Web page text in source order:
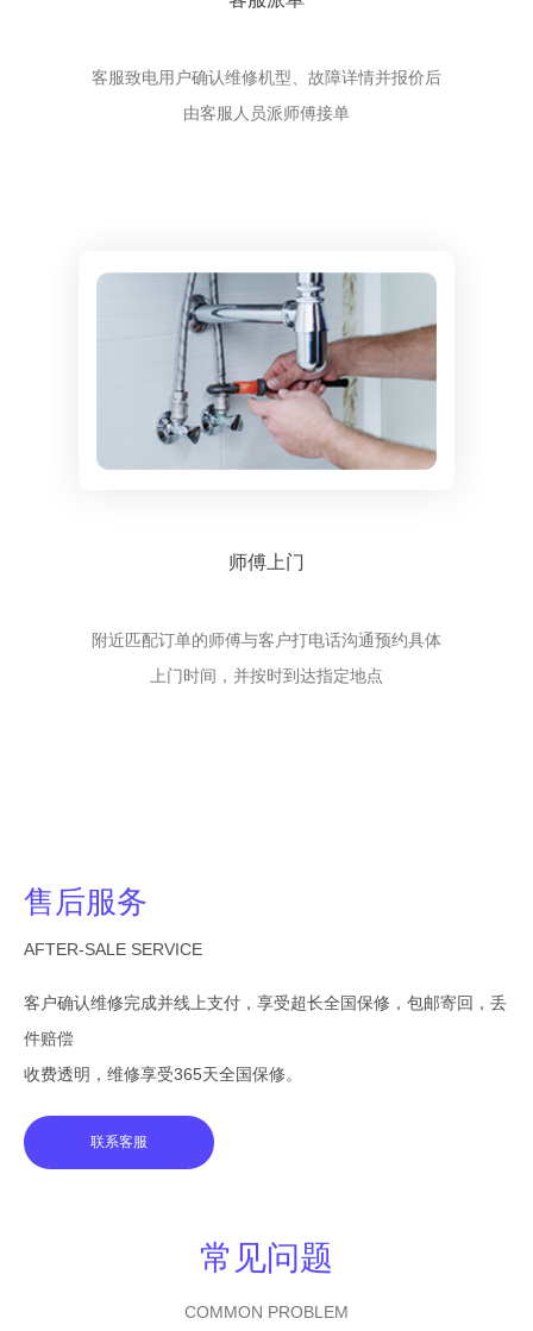
客服致电用户确认维修机型、故障详情并报价后
由客服人员派师傅接单
师傅上门
附近匹配订单的师傅与客户打电话沟通预约具体
上门时间，并按时到达指定地点
售后服务
AFTER-SALE SERVICE
客户确认维修完成并线上支付，享受超长全国保修，包邮寄回，丢
件赔偿
收费透明，维修享受365天全国保修。
联系客服
常见问题
COMMON PROBLEM